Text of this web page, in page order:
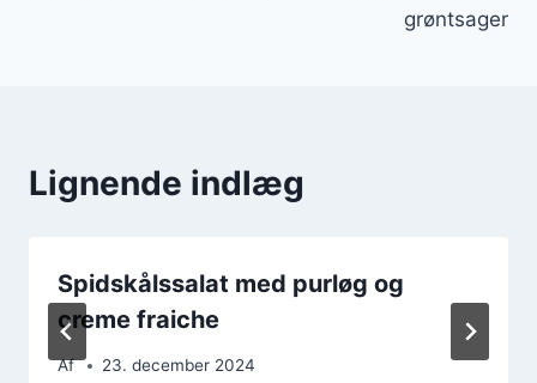
grøntsager
Lignende indlæg
Spidskålssalat med purløg og
creme fraiche
Af 23. december 2024